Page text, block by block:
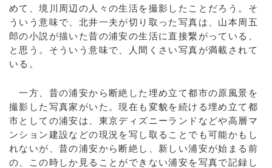
めて、境川周辺の人々の生活を撮影したことだろう。そ
ういう意味で、北井一夫が切り取った写真は、山本周五
郎の小説が描いた昔の浦安の生活に直接繋がっている、
と思う。そういう意味で、人間くさい写真が満載されて
いる。
一方、昔の浦安から断絶した埋め立て都市の原風景を
撮影した写真家がいた。現在も変貌を続ける埋め立て都
市としての浦安は、東京ディズニーランドなどや高層マ
ンション建設などの現況を写し取ることでも可能かもし
れないが、昔の浦安から断絶し、新しい浦安が始まる前
の、この時しか見ることができない浦安を写真で記録し